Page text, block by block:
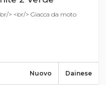
> <br/> Giacca da moto
Dainese
Nuovo